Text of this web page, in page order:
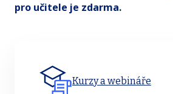
pro učitele je zdarma.
Kurzy a webináře